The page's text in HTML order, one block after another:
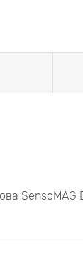
SensoMAG